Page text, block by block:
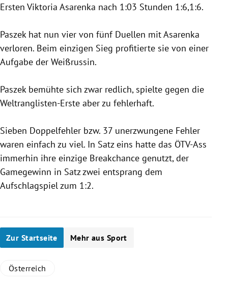
Untermenü
Ersten Viktoria Asarenka nach 1:03 Stunden 1:6,1:6.
Paszekhat nun vier von fünf Duellen mitAsarenka
verloren. Beim einzigen Sieg profitierte sie von einer
Aufgabe der Weißrussin.
Paszekbemühte sich zwar redlich, spielte gegen die
Weltranglisten-Erste aber zu fehlerhaft.
Sieben Doppelfehler bzw. 37 unerzwungene Fehler
waren einfach zu viel. In Satz eins hatte das ÖTV-Ass
immerhin ihre einzige Breakchance genutzt, der
Gamegewinn in Satz zwei entsprang dem
Aufschlagspiel zum 1:2.
Zur Startseite Mehr aus Sport
Österreich